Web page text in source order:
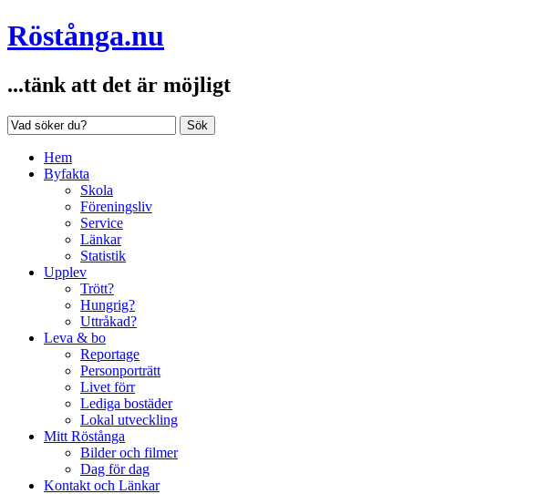
Röstånga.nu
...tänk att det är möjligt
Sök
Hem
Byfakta
Skola
Föreningsliv
Service
Länkar
Statistik
Upplev
Trött?
Hungrig?
Uttråkad?
Leva & bo
Reportage
Personporträtt
Livet förr
Lediga bostäder
Lokal utveckling
Mitt Röstånga
Bilder och filmer
Dag för dag
Kontakt och Länkar